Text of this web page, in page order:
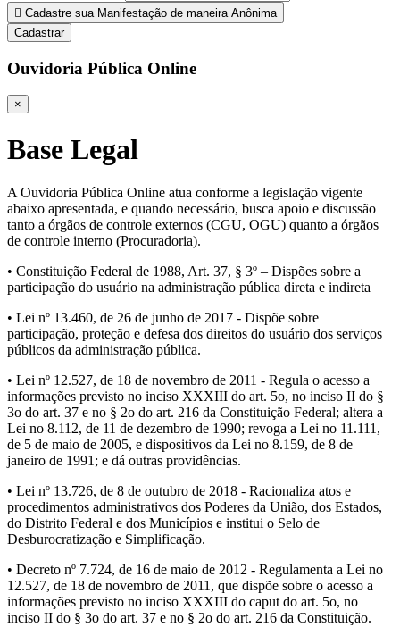
Cadastre sua Manifestação de maneira Anônima
Cadastrar
Ouvidoria Pública Online
×
Base Legal
A Ouvidoria Pública Online atua conforme a legislação vigente
abaixo apresentada, e quando necessário, busca apoio e discussão
tanto a órgãos de controle externos (CGU, OGU) quanto a órgãos
de controle interno (Procuradoria).
• Constituição Federal de 1988, Art. 37, § 3º – Dispões sobre a
participação do usuário na administração pública direta e indireta
• Lei nº 13.460, de 26 de junho de 2017 - Dispõe sobre
participação, proteção e defesa dos direitos do usuário dos serviços
públicos da administração pública.
• Lei nº 12.527, de 18 de novembro de 2011 - Regula o acesso a
informações previsto no inciso XXXIII do art. 5o, no inciso II do §
3o do art. 37 e no § 2o do art. 216 da Constituição Federal; altera a
Lei no 8.112, de 11 de dezembro de 1990; revoga a Lei no 11.111,
de 5 de maio de 2005, e dispositivos da Lei no 8.159, de 8 de
janeiro de 1991; e dá outras providências.
• Lei nº 13.726, de 8 de outubro de 2018 - Racionaliza atos e
procedimentos administrativos dos Poderes da União, dos Estados,
do Distrito Federal e dos Municípios e institui o Selo de
Desburocratização e Simplificação.
• Decreto nº 7.724, de 16 de maio de 2012 - Regulamenta a Lei no
12.527, de 18 de novembro de 2011, que dispõe sobre o acesso a
informações previsto no inciso XXXIII do caput do art. 5o, no
inciso II do § 3o do art. 37 e no § 2o do art. 216 da Constituição.